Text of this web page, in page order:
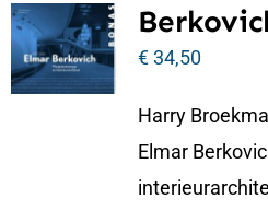
€34,50
Harry
Elmar